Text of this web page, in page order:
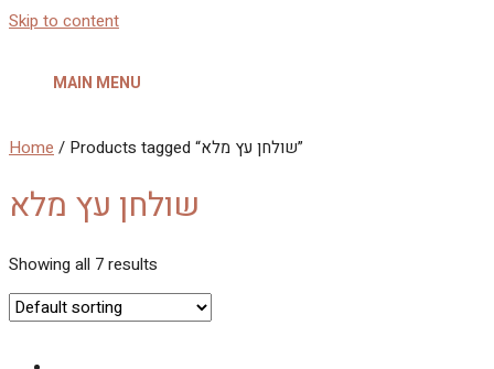
Skip to content
MAIN MENU
Home / Products tagged “שולחן עץ מלא”
שולחן עץ מלא
Showing all 7 results